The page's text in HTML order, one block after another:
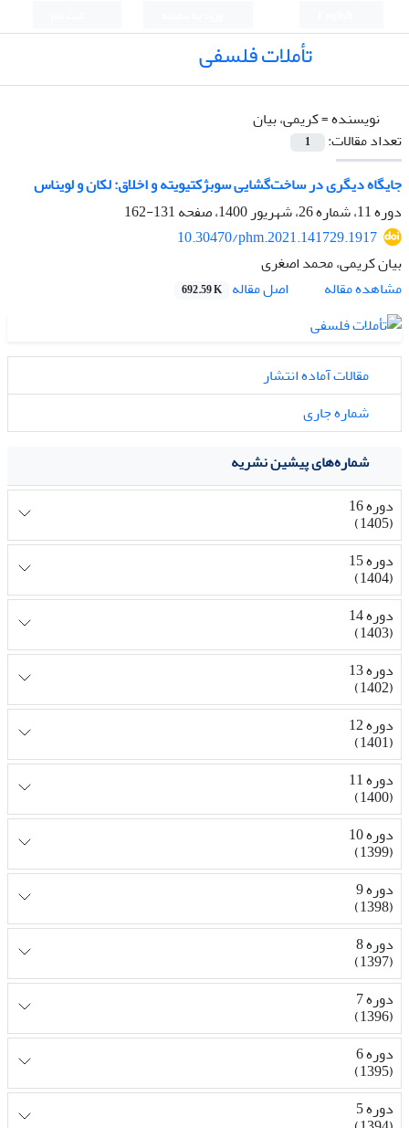
تأملات فلسفی
نویسنده =کریمی، بیان
تعداد مقالات:
1
جایگاه دیگری در ساخت‌گشایی سوبژکتیویته و اخلاق: لکان و لویناس
دوره 11، شماره 26، شهریور 1400، صفحه
131-162
10.30470/phm.2021.141729.1917
بیان کریمی، محمد اصغری
مشاهده مقاله
اصل مقاله 692.59 K
مقالات آماده انتشار
شماره جاری
شماره‌های پیشین نشریه
دوره 16
(1405)
دوره 15
(1404)
دوره 14
(1403)
دوره 13
(1402)
دوره 12
(1401)
دوره 11
(1400)
دوره 10
(1399)
دوره 9
(1398)
دوره 8
(1397)
دوره 7
(1396)
دوره 6
(1395)
دوره 5